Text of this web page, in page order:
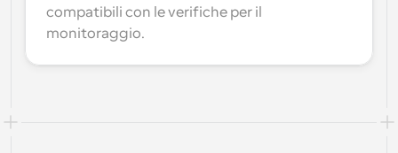
compatibili con le verifiche per il
monitoraggio.